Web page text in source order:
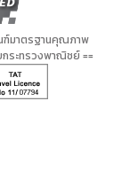
ณฑ์มาตรฐานคุณภาพ
ระทรวงพาณิชย์ ==